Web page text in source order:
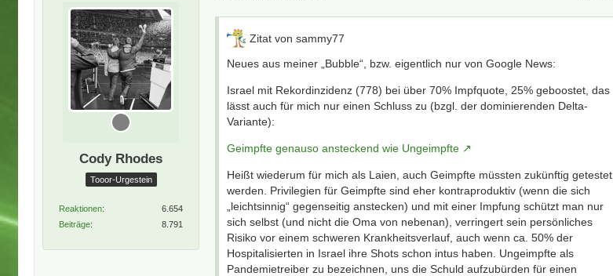
Cody Rhodes
Tooor-Urgestein
Reaktionen
6.654
Beiträge
8.791
Zitat von sammy77
Neues aus meiner „Bubble“, bzw. eigentlich nur von Google News:
Israel mit Rekordinzidenz (778) bei über 70% Impfquote, 25% geboostet, das
lässt auch für mich nur einen Schluss zu (bzgl. der dominierenden Delta-
Variante):
Geimpfte genauso ansteckend wie Ungeimpfte
Heißt wiederum für mich als Laien, auch Geimpfte müssten zukünftig getestet
werden. Privilegien für Geimpfte sind eher kontraproduktiv (wenn die sich
„leichtsinnig“ gegenseitig anstecken) und mit einer Impfung schützt man nur
sich selbst (und nicht die Oma von nebenan), verringert sein persönliches
Risiko vor einem schweren Krankheitsverlauf, auch wenn ca. 50% der
Hospitalisierten in Israel ihre Shots schon intus haben. Ungeimpfte als
Pandemietreiber zu bezeichnen, uns die Schuld aufzubürden für einen